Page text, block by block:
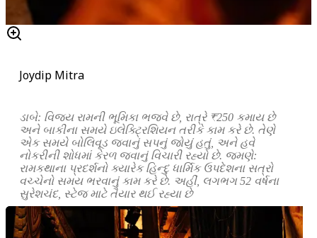
Joydip Mitra
ડાબે: વિજય રામની ભૂમિકા ભજવે છે, રાત્રે ₹250 કમાય છે
અને બાકીના સમયે ઇલેક્ટ્રિશિયન તરીકે કામ કરે છે. તેણે
એક સમયે બોલિવૂડ જવાનું સપનું જોયું હતું, અને હવે
નોકરીની શોધમાં કેરળ જવાનું વિચારી રહ્યો છે. જમણે:
રામકથાના પ્રદર્શનો ક્યારેક હિન્દુ ધાર્મિક ઉપદેશના સત્રો
વચ્ચેનો સમય ભરવાનું કામ કરે છે. અહીં, લગભગ 52 વર્ષના
સુરેશચંદ, સ્ટેજ માટે તૈયાર થઈ રહ્યા છે